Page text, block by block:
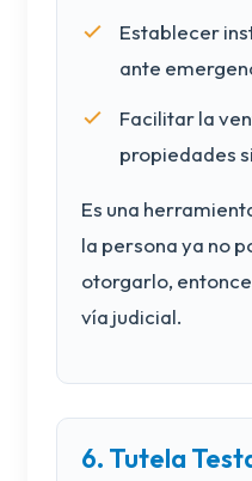
Establecer
ante
Facilitar la
propiedades
Es una
la persona ya no
otorgarlo,
vía judicial.
6. Tutela